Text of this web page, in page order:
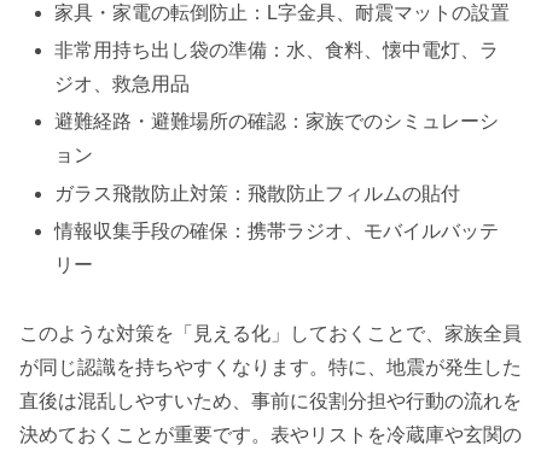
家具・家電の転倒防止：L字金具、耐震マットの設置
非常用持ち出し袋の準備：水、食料、懐中電灯、ラ
ジオ、救急用品
避難経路・避難場所の確認：家族でのシミュレーシ
ョン
ガラス飛散防止対策：飛散防止フィルムの貼付
情報収集手段の確保：携帯ラジオ、モバイルバッテ
リー
このような対策を「見える化」しておくことで、家族全員
が同じ認識を持ちやすくなります。特に、地震が発生した
直後は混乱しやすいため、事前に役割分担や行動の流れを
決めておくことが重要です。表やリストを冷蔵庫や玄関の